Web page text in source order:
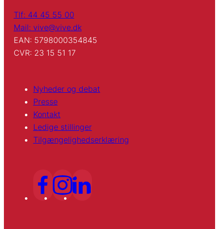
Tlf: 44 45 55 00
Mail: vive@vive.dk
EAN: 5798000354845
CVR: 23 15 51 17
Nyheder og debat
Presse
Kontakt
Ledige stillinger
Tilgængelighedserklæring